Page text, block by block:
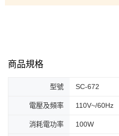
商品規格
型號 SC-672
電壓及頻率 110V~/60Hz
消耗電功率 100W